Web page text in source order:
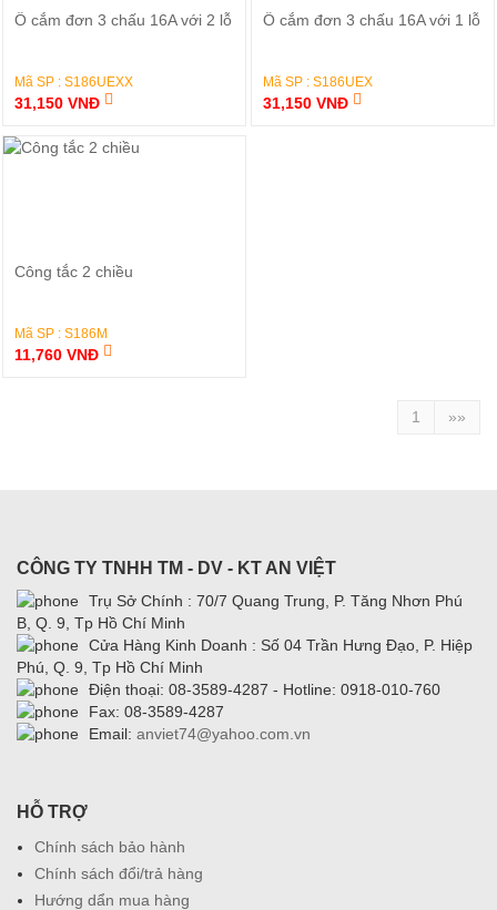
Đặt Hàng
Ổ cắm đơn 3 chấu 16A với 2 lỗ
Mã SP : S186UEXX
31,150 VNĐ
Đặt Hàng
Ổ cắm đơn 3 chấu 16A với 1 lỗ
Mã SP : S186UEX
31,150 VNĐ
Đặt Hàng
Công tắc 2 chiều
Mã SP : S186M
11,760 VNĐ
1 »»
CÔNG TY TNHH TM - DV - KT AN VIỆT
Trụ Sở Chính : 70/7 Quang Trung, P. Tăng Nhơn Phú
B, Q. 9, Tp Hồ Chí Minh
Cửa Hàng Kinh Doanh : Số 04 Trần Hưng Đạo, P. Hiệp
Phú, Q. 9, Tp Hồ Chí Minh
Điện thoại: 08-3589-4287 - Hotline: 0918-010-760
Fax: 08-3589-4287
Email: anviet74@yahoo.com.vn
HỖ TRỢ
Chính sách bảo hành
Chính sách đổi/trả hàng
Hướng dẩn mua hàng